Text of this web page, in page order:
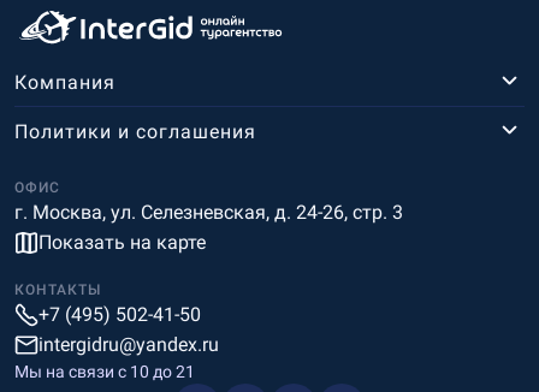
Компания
ОФИС
г. Москва, ул. Селезневская, д. 24-26, стр. 3
Показать на карте
Политики и соглашения
КОНТАКТЫ
+7 (495) 502-41-50
intergidru@yandex.ru
Мы на связи c 10 до 21